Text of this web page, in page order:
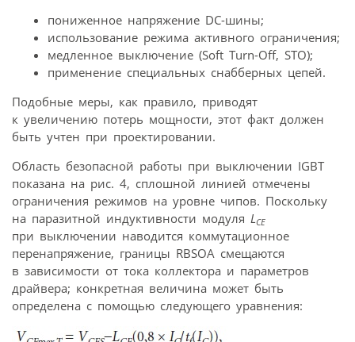
пониженное напряжение DC-шины;
использование режима активного ограничения;
медленное выключение (Soft Turn-Off, STO);
применение специальных снабберных цепей.
Подобные меры, как правило, приводят
к увеличению потерь мощности, этот факт должен
быть учтен при проектировании.
Область безопасной работы при выключении IGBT
показана на рис. 4, сплошной линией отмечены
ограничения режимов на уровне чипов. Поскольку
на паразитной индуктивности модуля LCE
при выключении наводится коммутационное
перенапряжение, границы RBSOA смещаются
в зависимости от тока коллектора и параметров
драйвера; конкретная величина может быть
определена с помощью следующего уравнения: